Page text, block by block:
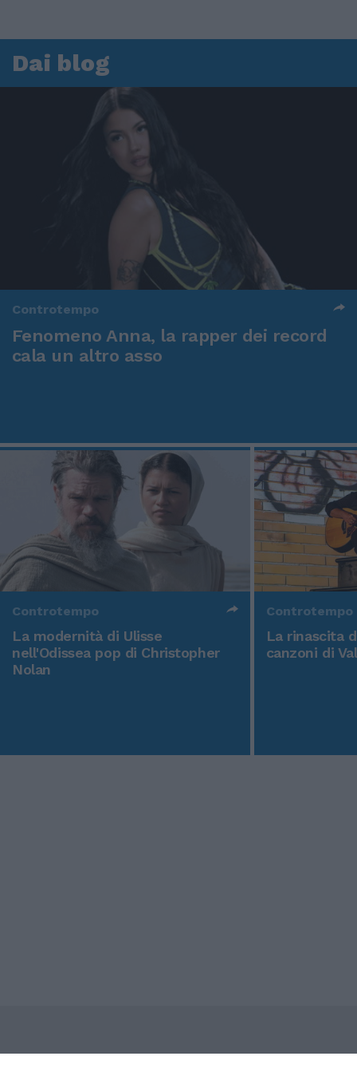
Dai blog
Controtempo
Fenomeno Anna, la rapper dei record
cala un altro asso
Controtempo
La modernità di Ulisse
nell'Odissea pop di Christopher
Nolan
Controtempo
La rinascita
canzoni di